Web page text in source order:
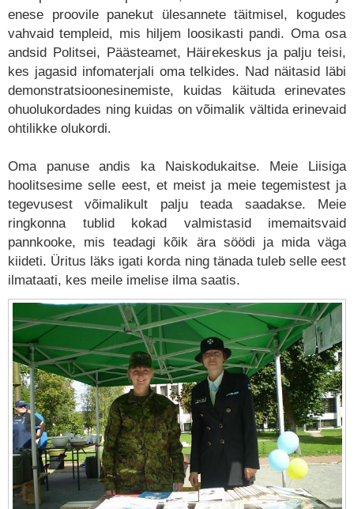
enese proovile panekut ülesannete täitmisel, kogudes
vahvaid templeid, mis hiljem loosikasti pandi. Oma osa
andsid Politsei, Päästeamet, Häirekeskus ja palju teisi,
kes jagasid infomaterjali oma telkides. Nad näitasid läbi
demonstratsioonesinemiste, kuidas käituda erinevates
ohuolukordades ning kuidas on võimalik vältida erinevaid
ohtilikke olukordi.
Oma panuse andis ka Naiskodukaitse. Meie Liisiga
hoolitsesime selle eest, et meist ja meie tegemistest ja
tegevusest võimalikult palju teada saadakse. Meie
ringkonna tublid kokad valmistasid imemaitsvaid
pannkooke, mis teadagi kõik ära söödi ja mida väga
kiideti. Üritus läks igati korda ning tänada tuleb selle eest
ilmataati, kes meile imelise ilma saatis.